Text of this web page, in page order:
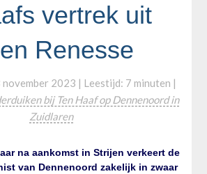
vertrek uit
Renesse
november 2023 | Leestijd: 7 minuten |
bij Ten Haaf op Dennenoord in
Zuidlaren
na aankomst in Strijen verkeert de
van Dennenoord zakelijk in zwaar